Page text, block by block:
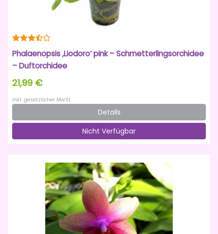
Phalaenopsis ‚Liodoro‘ pink – Schmetterlingsorchidee
– Duftorchidee
21,99 €
inkl. gesetzlicher MwSt.
Details
Nicht Verfügbar